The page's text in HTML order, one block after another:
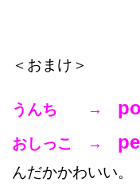
＜おまけ＞
うんち →
おしっこ →
んだかかわいい。